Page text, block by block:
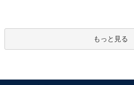
もっと見る